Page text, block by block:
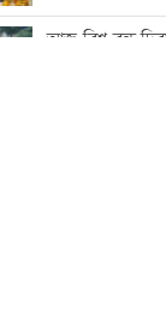
আজ বিশ্ব বন্ধু